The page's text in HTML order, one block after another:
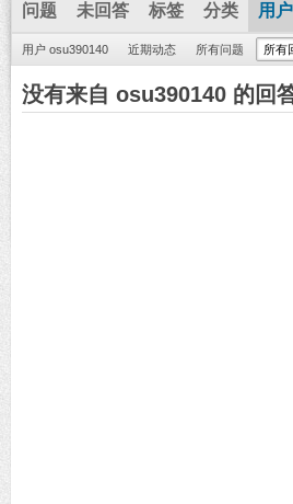
问题 未回答 标签 分类 用户
用户 osu390140 近期动态 所有问题 所有
没有来自 osu390140 的回